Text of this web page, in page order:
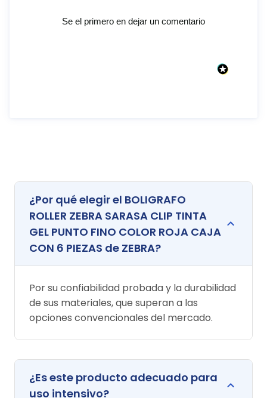
Se el primero en dejar un comentario
¿Por qué elegir el BOLIGRAFO
ROLLER ZEBRA SARASA CLIP TINTA
GEL PUNTO FINO COLOR ROJA CAJA
CON 6 PIEZAS de ZEBRA?
Por su confiabilidad probada y la durabilidad
de sus materiales, que superan a las
opciones convencionales del mercado.
¿Es este producto adecuado para
uso intensivo?